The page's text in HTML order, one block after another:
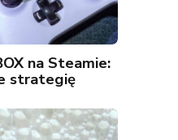
na Steamie:
strategię